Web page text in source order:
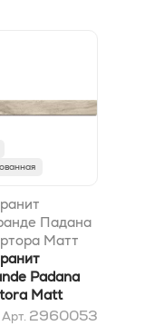
Падана
Матт
Padana
Matt
Арт. 2960053